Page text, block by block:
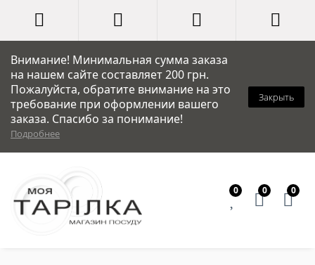
Внимание! Минимальная сумма заказа
на нашем сайте составляет 200 грн.
Пожалуйста, обратите внимание на это
требование при оформлении вашего
заказа. Спасибо за понимание!
Подробнее
Закрыть
0 0 0